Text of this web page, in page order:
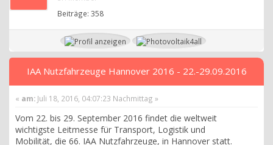
Beiträge: 358
IAA Nutzfahrzeuge Hannover 2016 - 22.-29.09.2016
« am: Juli 18, 2016, 04:07:23 Nachmittag »
Vom 22. bis 29. September 2016 findet die weltweit
wichtigste Leitmesse für Transport, Logistik und
Mobilität, die 66. IAA Nutzfahrzeuge, in Hannover statt.